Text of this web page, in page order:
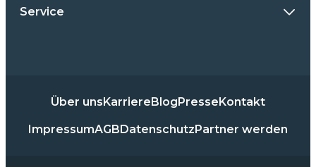
Service
Über unsKarriereBlogPresseKontakt
ImpressumAGBDatenschutzPartner werden